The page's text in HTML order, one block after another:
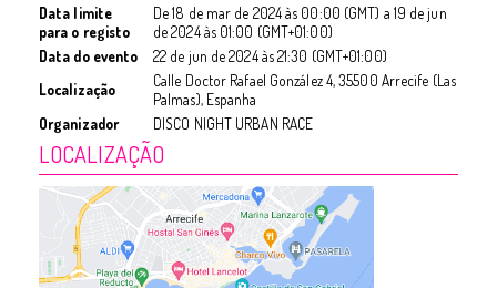
Data limite
para o registo
De18 de mar de 2024às 00:00 (GMT) a 19 de jun
de 2024às 01:00 (GMT+01:00)
Data do evento
22 de jun de 2024às21:30 (GMT+01:00)
Localização
Calle Doctor Rafael González 4, 35500 Arrecife (Las
Palmas), Espanha
Organizador
DISCO NIGHT URBAN RACE
LOCALIZAÇÃO